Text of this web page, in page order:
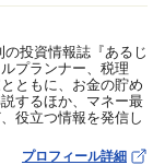
投資情報誌『あるじ
プランナー、税理
ともに、お金の貯め
するほか、マネー最
役立つ情報を発信し
プロフィール詳細